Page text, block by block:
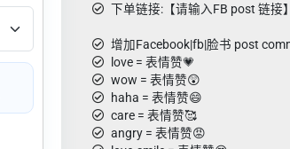
下单链接:【请输入FB post 链接】
增加Facebook|fb|脸书 post
love = 表情赞💗
wow = 表情赞😲
haha = 表情赞😄
care = 表情赞🥰
angry = 表情赞😡